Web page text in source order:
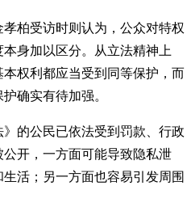
孝柏受访时则认为，公众对特权
身加以区分。从立法精神上
权利都应当受到同等保护，而
确实有待加强。
的公民已依法受到罚款、行政
开，一方面可能导致隐私泄
活；另一方面也容易引发周围